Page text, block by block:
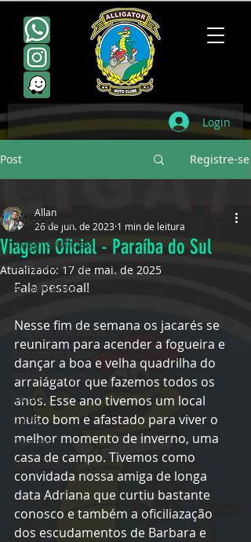
Login
Post Registre-se
Todos posts
Viagens Oficiais
Escudamentos
Aniversários
Viagens não oficiais
Encontros Locais
Aniversariantes
galeria
Dicas
Coletivo
Conceitos básicos
Viagem Oficial - Paraíba do Sul
Allan
26 de jun. de 2023 1 min de leitura
Atualizado: 17 de mai. de 2025
Fala pessoal!
Nesse fim de semana os jacarés se
reuniram para acender a fogueira e
dançar a boa e velha quadrilha do
arraiágator que fazemos todos os
anos. Esse ano tivemos um local
muito bom e afastado para viver o
melhor momento de inverno, uma
casa de campo. Tivemos como
convidada nossa amiga de longa
data Adriana que curtiu bastante
conosco e também a oficiliazação
dos escudamentos de Barbara e